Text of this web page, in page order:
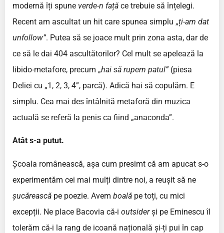
modernă îți spune verde-n față ce trebuie să înțelegi.
Recent am ascultat un hit care spunea simplu „ți-am dat
unfollow”. Putea să se joace mult prin zona asta, dar de
ce să le dai 404 ascultătorilor? Cel mult se apelează la
libido-metafore, precum „hai să rupem patul” (piesa
Deliei cu „1, 2, 3, 4”, parcă). Adică hai să copulăm. E
simplu. Cea mai des întâlnită metaforă din muzica
actuală se referă la penis ca fiind „anaconda”.
Atât s-a putut.
Școala românească, așa cum presimt că am apucat s-o
experimentăm cei mai mulți dintre noi, a reușit să ne
șucărească pe poezie. Avem boală pe toți, cu mici
excepții. Ne place Bacovia că-i outsiderși pe Eminescu îl
tolerăm că-i la rang de icoană națională și-ți pui în cap